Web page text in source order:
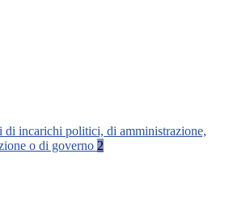
di incarichi politici, di amministrazione,
o di governo 2